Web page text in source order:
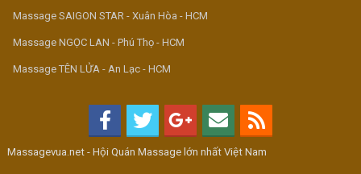
Massage SAIGON STAR - Xuân Hòa - HCM
Massage NGỌC LAN - Phú Thọ - HCM
Massage TÊN LỬA - An Lạc - HCM
Massagevua.net - Hội Quán Massage lớn nhất Việt Nam